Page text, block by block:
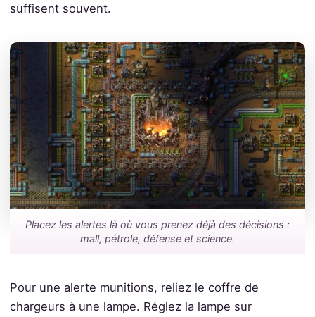
suffisent souvent.
Placez les alertes là où vous prenez déjà des décisions :
mall, pétrole, défense et science.
Pour une alerte munitions, reliez le coffre de
chargeurs à une lampe. Réglez la lampe sur